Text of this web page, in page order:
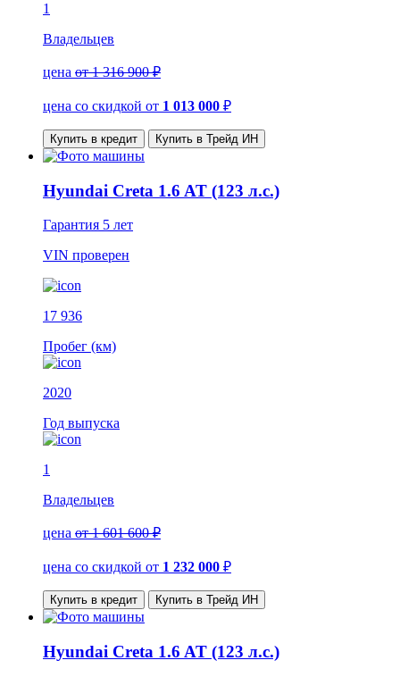
1
Владельцев
цена от 1 316 900 ₽
цена со скидкой от 1 013 000 ₽
Купить в кредит Купить в Трейд ИН
Hyundai Creta 1.6 AT (123 л.с.)
Гарантия 5 лет
VIN проверен
17 936
Пробег (км)
2020
Год выпуска
1
Владельцев
цена от 1 601 600 ₽
цена со скидкой от 1 232 000 ₽
Купить в кредит Купить в Трейд ИН
Hyundai Creta 1.6 AT (123 л.с.)